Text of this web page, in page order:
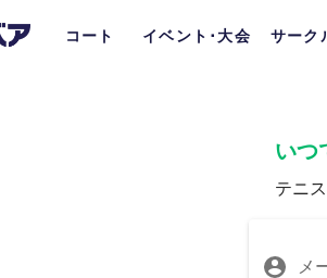
コート イベント･大会 サーク
いつ
テニ
メ